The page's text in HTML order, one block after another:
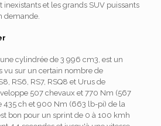
et les grands SUV puissants
demande.
cylindrée de 3 996 cm3, est un
vu sur un certain nombre de
RS6, RS7, RSQ8 et Urus de
507 chevaux et 770 Nm (567
435 ch et 900 Nm (663 lb-pi) de la
bon pour un sprint de 0 à 100 kmh